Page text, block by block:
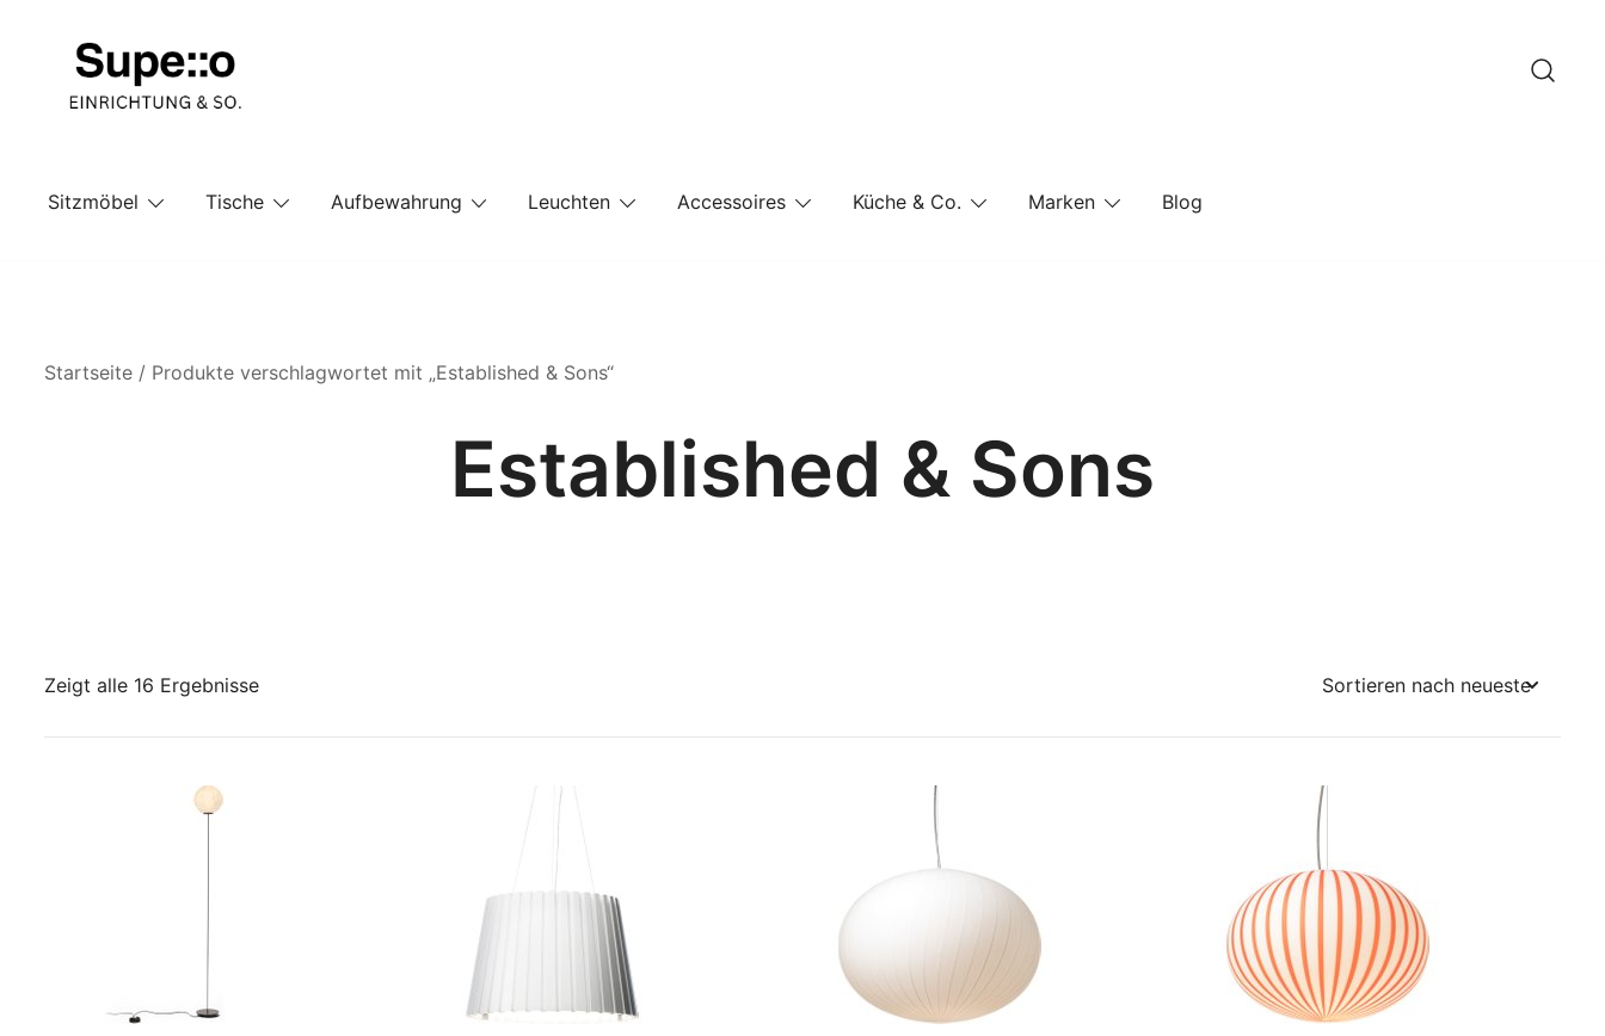
Sitzmöbel
Tische Aufbewahrung Leuchten Accessoires Küche & Co. Marken Blog
Startseite / Produkte verschlagwortet mit „Established & Sons“
Established & Sons
Zeigt alle 16 Ergebnisse